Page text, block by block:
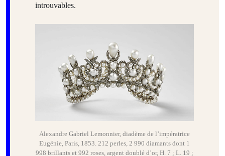
introuvables.
Alexandre Gabriel Lemonnier, diadème de l’impératrice
Eugénie, Paris, 1853. 212 perles, 2 990 diamants dont 1
998 brillants et 992 roses, argent doublé d’or, H. 7 ; L. 19 ;